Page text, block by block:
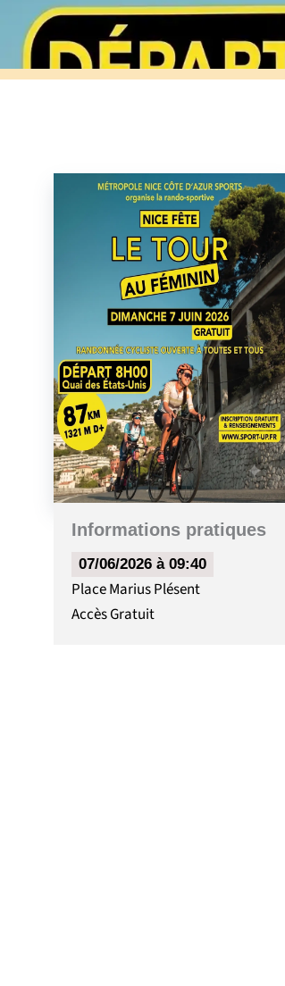
Informations pratiques
07/06/2026 à 09:40
Place Marius Plésent
AccèsGratuit